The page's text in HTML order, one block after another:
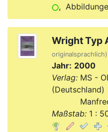
,
Wright Typ
originalsprachlich)
Jahr: 2000
Verlag:MS -
(Deutschland)
Maßstab:1 :